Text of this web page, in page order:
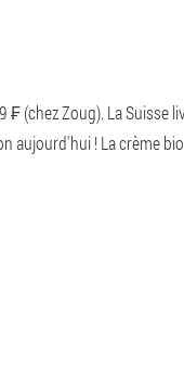
(chez Zoug). La Suisse
aujourd'hui ! La crème bio